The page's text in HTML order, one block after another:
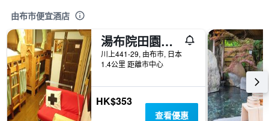
由布市便宜酒店
湯布院田園路青年旅舍
川上441-29, 由布市, 日本
1.4公里 距離市中心
HK$353
查看優惠